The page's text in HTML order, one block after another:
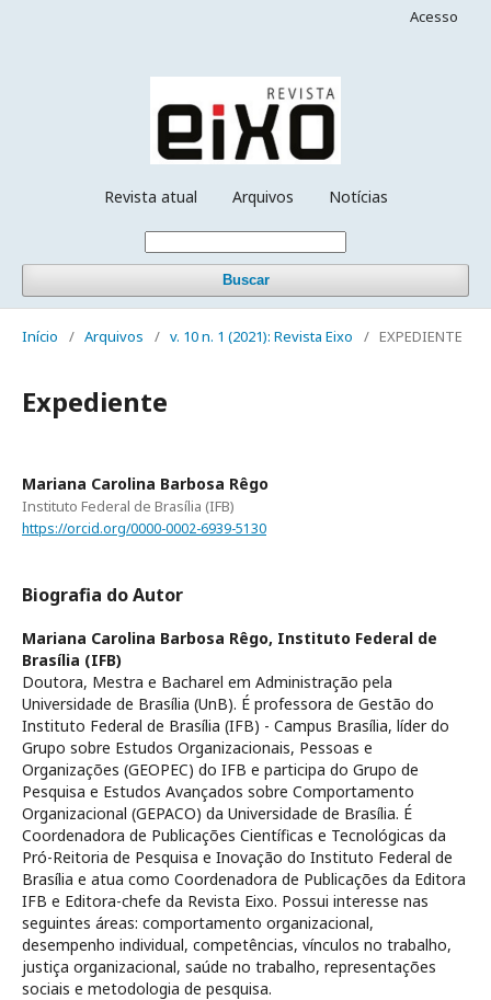
Revista atual Arquivos Notícias
Buscar
Acesso
Início / Arquivos / v. 10 n. 1 (2021): Revista Eixo / EXPEDIENTE
Expediente
Mariana Carolina Barbosa Rêgo
Instituto Federal de Brasília (IFB)
https://orcid.org/0000-0002-6939-5130
Biografia do Autor
Mariana Carolina Barbosa Rêgo, Instituto Federal de
Brasília (IFB)
Doutora, Mestra e Bacharel em Administração pela
Universidade de Brasília (UnB). É professora de Gestão do
Instituto Federal de Brasília (IFB) - Campus Brasília, líder do
Grupo sobre Estudos Organizacionais, Pessoas e
Organizações (GEOPEC) do IFB e participa do Grupo de
Pesquisa e Estudos Avançados sobre Comportamento
Organizacional (GEPACO) da Universidade de Brasília. É
Coordenadora de Publicações Científicas e Tecnológicas da
Pró-Reitoria de Pesquisa e Inovação do Instituto Federal de
Brasília e atua como Coordenadora de Publicações da Editora
IFB e Editora-chefe da Revista Eixo. Possui interesse nas
seguintes áreas: comportamento organizacional,
desempenho individual, competências, vínculos no trabalho,
justiça organizacional, saúde no trabalho, representações
sociais e metodologia de pesquisa.